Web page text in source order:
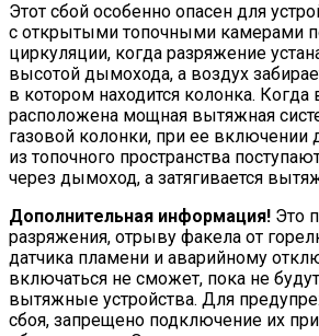
Этот сбой особенно опасен для
с открытыми топочными камерами
циркуляции, когда разряжение
высотой дымохода, а воздух
в котором находится колонка.
расположена мощная вытяжная
газовой колонки, при ее
из топочного пространства
через дымоход, а затягивается
Дополнительная информация! Это
разряжения, отрыву факела от
датчика пламени и аварийному
включаться не сможет, пока не
вытяжные устройства. Для
сбоя, запрещено подключение их